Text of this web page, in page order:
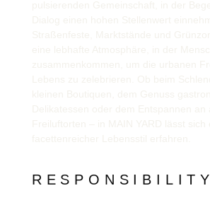
RESPONSIBILITY